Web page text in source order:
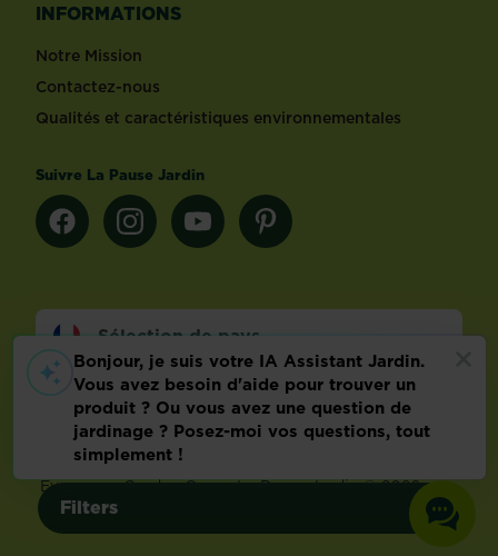
Filters
INFORMATIONS
Notre Mission
Contactez-nous
Qualités et caractéristiques environnementales
Suivre La Pause Jardin
Sélection de pays
Footer
Mentions légalesFAQ
Politique relative aux données personnelles
Préférences de cookies
Evergreen Garden Care – La Pause Jardin © 2026 –
Tous droits réservés.